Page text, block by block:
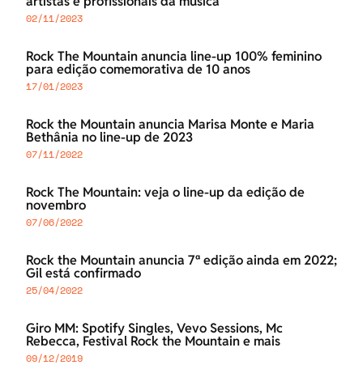
02/11/2023
Rock The Mountain anuncia line-up 100% feminino
para edição comemorativa de 10 anos
17/01/2023
Rock the Mountain anuncia Marisa Monte e Maria
Bethânia no line-up de 2023
07/11/2022
Rock The Mountain: veja o line-up da edição de
novembro
07/06/2022
Rock the Mountain anuncia 7ª edição ainda em 2022;
Gil está confirmado
25/04/2022
Giro MM: Spotify Singles, Vevo Sessions, Mc
Rebecca, Festival Rock the Mountain e mais
09/12/2019